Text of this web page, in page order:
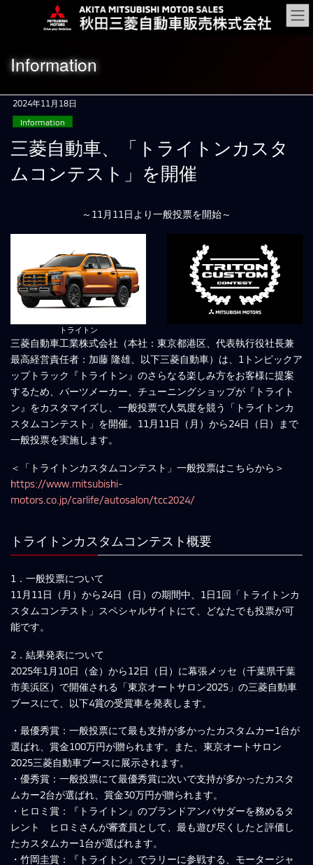
移
ン
Information
2024年11月18日
Information
三菱自動車、「トライトンカスタ
ムコンテスト」を開催
～11月11日より一般投票を開始～
トライトン
三菱自動車工業株式会社（本社：東京都港区、代表執行役社長兼
最高経営責任者：加藤 隆雄、以下三菱自動車）は、1トンピックア
ップトラック『トライトン』のさらなる楽しみ方をお客様に提案
するため、パーツメーカー、チューニングショップが『トライト
ン』をカスタマイズし、一般投票で人気度を競う「トライトンカ
スタムコンテスト」を開催。11月11日（月）から24日（日）まで
一般投票を実施します。
＜「トライトンカスタムコンテスト」一般投票はこちらから＞
https://www.mitsubishi-
motors.co.jp/carlife/autosalon/tcc2024/
トライトンカスタムコンテスト概要
1．一般投票について
11月11日（月）から24日（日）の期間中、1日1回「トライトンカ
スタムコンテスト」スペシャルサイトにて、どなたでも投票が可
能です。
2．結果発表について
2025年1月10日（金）から12日（日）に幕張メッセ（千葉県千葉
市美浜区）で開催される「東京オートサロン2025」の三菱自動車
ブースにて、以下4賞の受賞車を発表します。
・最優秀賞：一般投票にて最も支持が多かったカスタムカー1台が
選ばれ、賞金100万円が贈られます。また、東京オートサロン
2025三菱自動車ブースに展示されます。
・優秀賞：一般投票にて最優秀賞に次いで支持が多かったカスタ
ムカー2台が選ばれ、賞金30万円が贈られます。
・ヒロミ賞：『トライトン』のブランドアンバサダーを務めるタ
レント ヒロミさんが審査員として、最も遊び尽くしたと評価し
たカスタムカー1台が選ばれます。
・竹岡圭賞：『トライトン』でラリーに参戦する、モータージャ